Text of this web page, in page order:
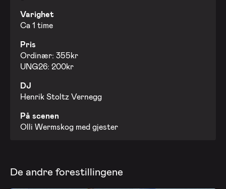
Varighet
Ca 1 time
Pris
Ordinær: 355kr
UNG26: 200kr
DJ
Henrik Stoltz Vernegg
På scenen
Olli Wermskog med gjester
De andre forestillingene